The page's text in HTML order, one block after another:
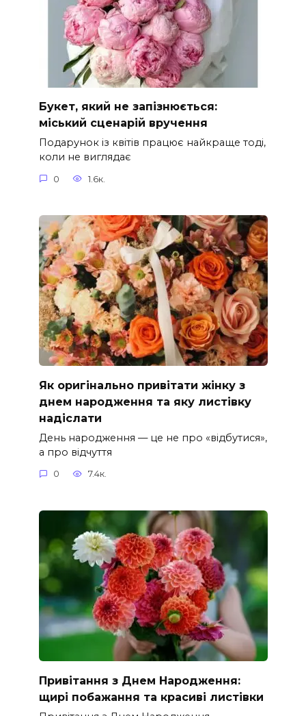
Букет, який не запізнюється:
міський сценарій вручення
Подарунок із квітів працює найкраще тоді,
коли не виглядає
0 1.6к.
Як оригінально привітати жінку з
днем народження та яку листівку
надіслати
День народження — це не про «відбутися»,
а про відчуття
0 7.4к.
Привітання з Днем Народження:
щирі побажання та красиві листівки